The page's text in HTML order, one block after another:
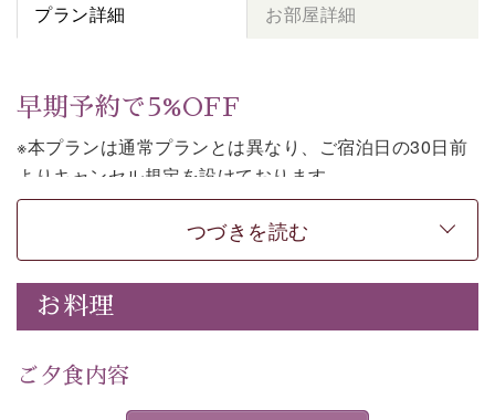
プラン詳細 お部屋詳細
早期予約で5%OFF
※本プランは通常プランとは異なり、ご宿泊日の30日前
よりキャンセル規定を設けております。
※本プランは素泊まりのプランです。2食付きでご利用ご
【公式限定価格】早割プラン（30日前
まで）」をご利用ください。
上諏訪温泉しんゆでは、30日前までのご予約で、5%割
意しております。
諏訪湖の穏やかな景色、心身を解きほぐす温泉、そして
つづきを読む
お料理
ご夕食内容